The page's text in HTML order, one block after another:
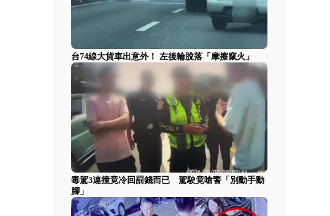
台74線大貨車出意外！ 左後輪脫落「摩擦竄火」
毒駕3連撞竟冷回罰錢而已 駕駛竟嗆警「別動手動
腳」